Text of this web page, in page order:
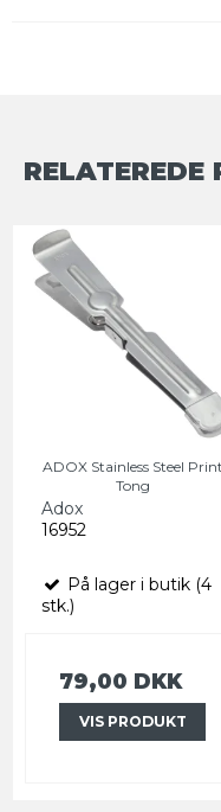
RELATEREDE
ADOX Stainless Steel Print
Tong
Adox
16952
På lager i butik (4
stk.)
79,00 DKK
VIS PRODUKT